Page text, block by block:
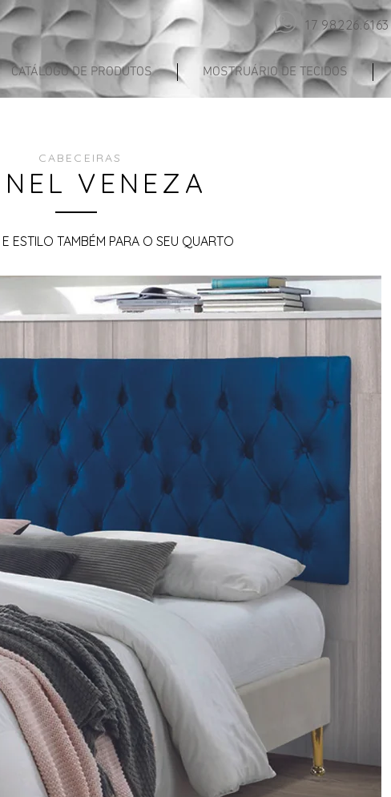
17 98226.6163
CATÁLOGO DE PRODUTOS MOSTRUÁRIO DE TECIDOS
CABECEIRAS
VENEZA
ESTILO TAMBÉM PARA O SEU QUARTO